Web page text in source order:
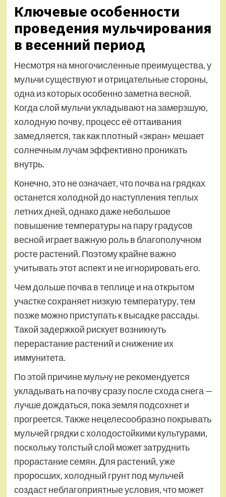
Ключевые особенности
проведения мульчирования
в весенний период
Несмотря на многочисленные преимущества, у
мульчи существуют и отрицательные стороны,
одна из которых особенно заметна весной.
Когда слой мульчи укладывают на замерзшую,
холодную почву, процесс её оттаивания
замедляется, так как плотный «экран» мешает
солнечным лучам эффективно проникать
внутрь.
Конечно, это не означает, что почва на грядках
останется холодной до наступления теплых
летних дней, однако даже небольшое
повышение температуры на пару градусов
весной играет важную роль в благополучном
росте растений. Поэтому крайне важно
учитывать этот аспект и не игнорировать его.
Чем дольше почва в теплице и на открытом
участке сохраняет низкую температуру, тем
позже можно приступать к высадке рассады.
Такой задержкой рискует возникнуть
перерастание растений и снижение их
иммунитета.
По этой причине мульчу не рекомендуется
укладывать на почву сразу после схода снега —
лучше дождаться, пока земля подсохнет и
прогреется. Также нецелесообразно покрывать
мульчей грядки с холодостойкими культурами,
поскольку толстый слой может затруднить
прорастание семян. Для растений, уже
проросших, холодный грунт под мульчей
создаст неблагоприятные условия, что может